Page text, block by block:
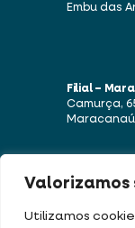
Valorizamos
Utilizamos
Embu das
Filial –
Camurça,
Maracanaú